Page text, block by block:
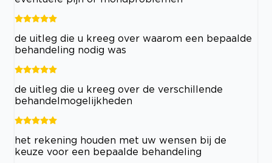
de uitleg die u kreeg over waarom een bepaalde
behandeling nodig was
de uitleg die u kreeg over de verschillende
behandelmogelijkheden
het rekening houden met uw wensen bij de
keuze voor een bepaalde behandeling